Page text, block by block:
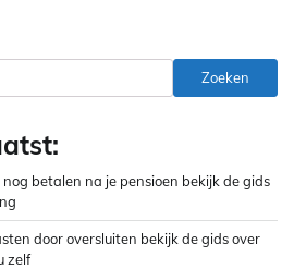
Zoeken
betalen na je pensioen bekijk de gids
door oversluiten bekijk de gids over
zelf